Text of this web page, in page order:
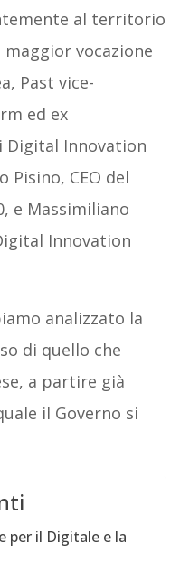
al territorio
vocazione
Past vice-
ed ex
Digital Innovation
Pisino, CEO del
e Massimiliano
Innovation
analizzato la
di quello che
a partire già
il Governo si
per il Digitale e la